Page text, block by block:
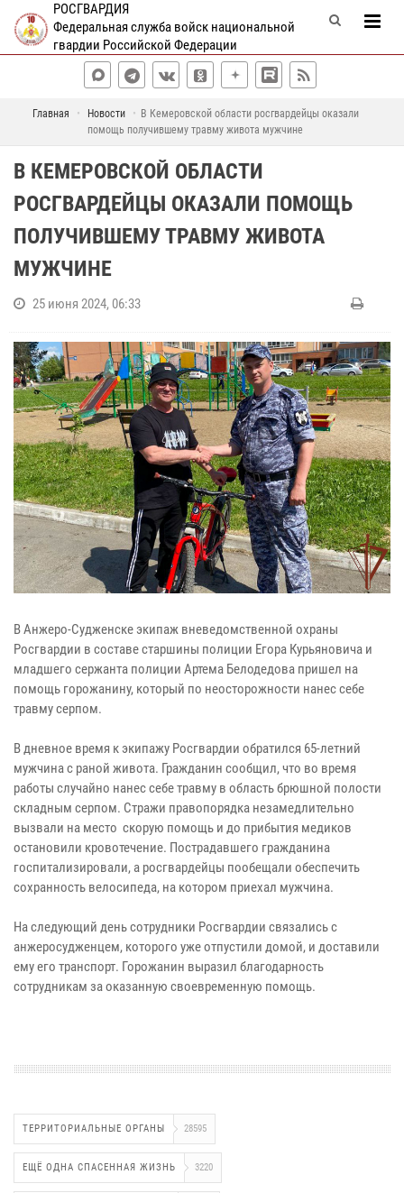
РОСГВАРДИЯ
Федеральная служба войск национальной
гвардии Российской Федерации
Главная Новости
В Кемеровской области росгвардейцы оказали
помощь получившему травму живота мужчине
В КЕМЕРОВСКОЙ ОБЛАСТИ
РОСГВАРДЕЙЦЫ ОКАЗАЛИ ПОМОЩЬ
ПОЛУЧИВШЕМУ ТРАВМУ ЖИВОТА
МУЖЧИНЕ
25 июня 2024, 06:33
В Анжеро-Судженске экипаж вневедомственной охраны
Росгвардии в составе старшины полиции Егора Курьяновича и
младшего сержанта полиции Артема Белодедова пришел на
помощь горожанину, который по неосторожности нанес себе
травму серпом.
В дневное время к экипажу Росгвардии обратился 65-летний
мужчина с раной живота. Гражданин сообщил, что во время
работы случайно нанес себе травму в область брюшной полости
складным серпом. Стражи правопорядка незамедлительно
вызвали на место скорую помощь и до прибытия медиков
остановили кровотечение. Пострадавшего гражданина
госпитализировали, а росгвардейцы пообещали обеспечить
сохранность велосипеда, на котором приехал мужчина.
На следующий день сотрудники Росгвардии связались с
анжеросудженцем, которого уже отпустили домой, и доставили
ему его транспорт. Горожанин выразил благодарность
сотрудникам за оказанную своевременную помощь.
ТЕРРИТОРИАЛЬНЫЕ ОРГАНЫ 28595
ЕЩЁ ОДНА СПАСЕННАЯ ЖИЗНЬ 3220